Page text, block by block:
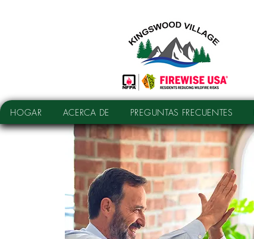
HOGAR ACERCA DE PREGUNTAS FRECUENTES